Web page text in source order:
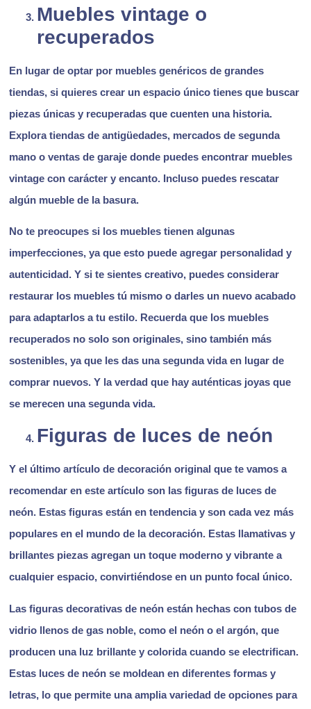
Muebles vintage o
recuperados
En lugar de optar por muebles genéricos de grandes
tiendas, si quieres crear un espacio único tienes que buscar
piezas únicas y recuperadas que cuenten una historia.
Explora tiendas de antigüedades, mercados de segunda
mano o ventas de garaje donde puedes encontrar muebles
vintage con carácter y encanto. Incluso puedes rescatar
algún mueble de la basura.
No te preocupes si los muebles tienen algunas
imperfecciones, ya que esto puede agregar personalidad y
autenticidad. Y si te sientes creativo, puedes considerar
restaurar los muebles tú mismo o darles un nuevo acabado
para adaptarlos a tu estilo. Recuerda que los muebles
recuperados no solo son originales, sino también más
sostenibles, ya que les das una segunda vida en lugar de
comprar nuevos. Y la verdad que hay auténticas joyas que
se merecen una segunda vida.
Figuras de luces de neón
Y el último artículo de decoración original que te vamos a
recomendar en este artículo son las figuras de luces de
neón. Estas figuras están en tendencia y son cada vez más
populares en el mundo de la decoración. Estas llamativas y
brillantes piezas agregan un toque moderno y vibrante a
cualquier espacio, convirtiéndose en un punto focal único.
Las figuras decorativas de neón están hechas con tubos de
vidrio llenos de gas noble, como el neón o el argón, que
producen una luz brillante y colorida cuando se electrifican.
Estas luces de neón se moldean en diferentes formas y
letras, lo que permite una amplia variedad de opciones para